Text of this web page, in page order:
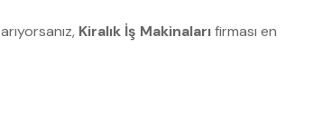
arıyorsanız, Kiralık İş Makinalarıfirması en